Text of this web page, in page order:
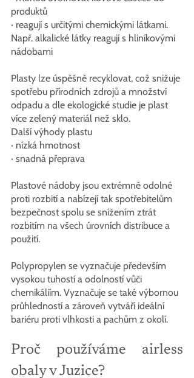
produktů
· reagují s určitými chemickými látkami.
Např. alkalické látky reagují s hliníkovými
nádobami
Plasty lze úspěšně recyklovat, což snižuje
spotřebu přírodních zdrojů a množství
odpadu a dle ekologické studie je plast
více zelený materiál než sklo.
Další výhody plastu
· nízká hmotnost
· snadná přeprava
Plastové nádoby jsou extrémně odolné
proti rozbití a nabízejí tak spotřebitelům
bezpečnost spolu se snížením ztrát
rozbitím na všech úrovních distribuce a
použití.
Polypropylen se vyznačuje především
vysokou tuhostí a odolností vůči
chemikáliím. Vyznačuje se také výbornou
průhledností a zároveň vytváří ideální
bariéru proti vlhkosti a pachům z okolí.
Proč používáme airless
obaly v Juzice?